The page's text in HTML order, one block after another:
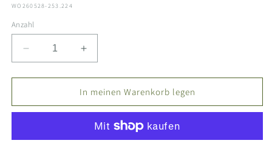
SKU:
WO260528-253.224
Anzahl
Verringere
die
Menge
Weißer
Tee
Erhöhe
die
Menge
für
Weißer
Grüner
Tee
In meinen Warenkorb legen